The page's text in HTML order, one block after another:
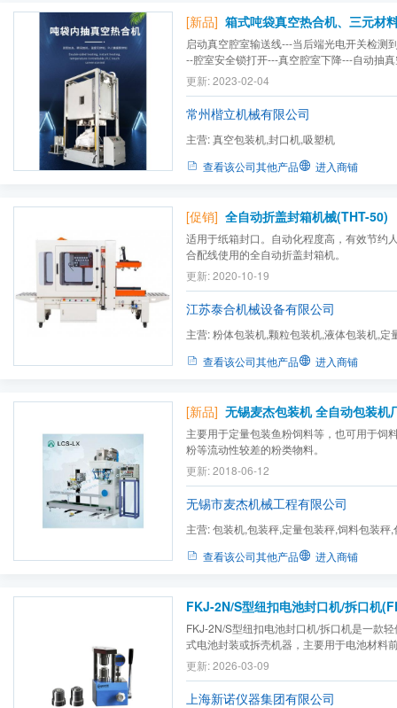
[新品]
启动真空腔室输送线---当后端光电开关检测
--腔室安全锁打开---真空腔室下降---自动抽
动封口---自动放气---放气结束后---真空腔室
气缸锁到位---输送线启动将产品输送出---输
更新: 2023-02-04
常州楷立机械有限公司
主营:真空包装机,封口机,吸塑机
查看该公司其他产品
进入商铺
[促销] 全自动折盖封箱机械(THT-50)
适用于纸箱封口。自动化程度高，有效节约
合配线使用的全自动折盖封箱机。
更新: 2020-10-19
江苏泰合机械设备有限公司
主营:粉体包装机,颗粒包装机,液体包装机,定
查看该公司其他产品 进入商铺
[新品] 无锡麦杰包装机 全自动包装机
主要用于定量包装鱼粉饲料等，也可用于饲
粉等流动性较差的粉类物料。
更新: 2018-06-12
无锡市麦杰机械工程有限公司
主营:包装机,包装秤,定量包装秤,饲料包装秤
查看该公司其他产品 进入商铺
FKJ-2N/S型纽扣电池封口机/拆口机
FKJ-2N/S型纽扣电池封口机/拆口机是一款
式电池封装或拆壳机器，主要用于电池材料
作，以及电池内部材料的样本提取；该机具
操作方便、拆卸精准、制样效果好等优点，
作。
更新: 2026-03-09
上海新诺仪器集团有限公司